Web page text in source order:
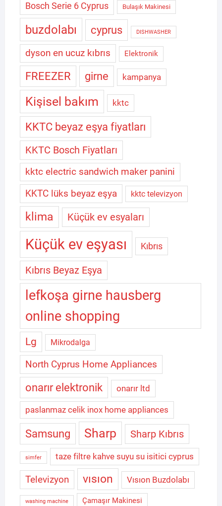
Bosch Serie 6 Cyprus Bulaşık Makinesi
buzdolabı cyprus DISHWASHER
dyson en ucuz kıbrıs Elektronik
FREEZER girne kampanya
Kişisel bakım kktc
KKTC beyaz eşya fiyatları
KKTC Bosch Fiyatları
kktc electric sandwich maker panini
KKTC lüks beyaz eşya kktc televizyon
klima Küçük ev esyaları
Küçük ev eşyası Kıbrıs
Kıbrıs Beyaz Eşya
lefkoşa girne hausberg
online shopping
Lg Mikrodalga
North Cyprus Home Appliances
onarır elektronik onarır ltd
paslanmaz celik inox home appliances
Samsung Sharp Sharp Kıbrıs
simfer taze filtre kahve suyu su isitici cyprus
Televizyon vısıon Vısıon Buzdolabı
washing machine Çamaşır Makinesi